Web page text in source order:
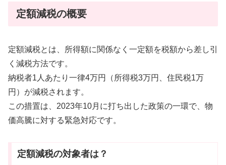
定額減税の概要
定額減税とは、所得額に関係なく一定額を税額から差し引
く減税方法です。
納税者1人あたり一律4万円（所得税3万円、住民税1万
円）が減税されます。
この措置は、2023年10月に打ち出した政策の一環で、物
価高騰に対する緊急対応です。
定額減税の対象者は？